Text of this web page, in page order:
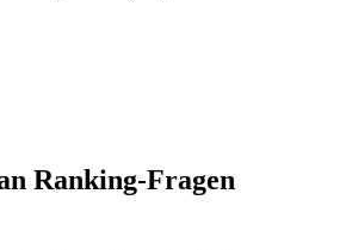
Ranking-Fragen